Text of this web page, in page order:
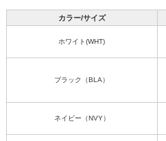
カラー/サイズ
ホワイト(WHT)
ブラック（BLA）
ネイビー（NVY）